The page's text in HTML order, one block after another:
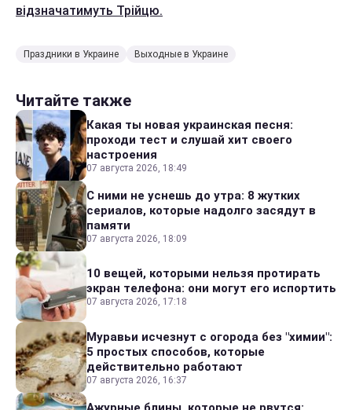
відзначатимуть Трійцю.
Праздники в Украине Выходные в Украине
Читайте также
Какая ты новая украинская песня:
проходи тест и слушай хит своего
настроения
07 августа 2026, 18:49
С ними не уснешь до утра: 8 жутких
сериалов, которые надолго засядут в
памяти
07 августа 2026, 18:09
10 вещей, которыми нельзя протирать
экран телефона: они могут его испортить
07 августа 2026, 17:18
Муравьи исчезнут с огорода без "химии":
5 простых способов, которые
действительно работают
07 августа 2026, 16:37